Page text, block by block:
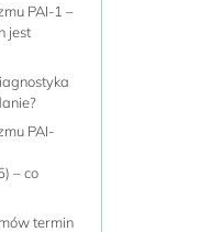
PAI-1 –
jest
PAI-
– co
termin